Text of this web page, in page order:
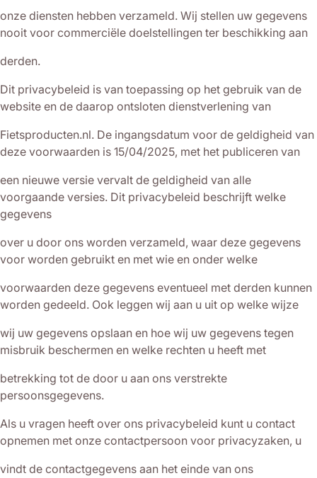
onze diensten hebben verzameld. Wij stellen uw gegevens
nooit voor commerciële doelstellingen ter beschikking aan
derden.
Dit privacybeleid is van toepassing op het gebruik van de
website en de daarop ontsloten dienstverlening van
Fietsproducten.nl. De ingangsdatum voor de geldigheid van
deze voorwaarden is 15/04/2025, met het publiceren van
een nieuwe versie vervalt de geldigheid van alle
voorgaande versies. Dit privacybeleid beschrijft welke
gegevens
over u door ons worden verzameld, waar deze gegevens
voor worden gebruikt en met wie en onder welke
voorwaarden deze gegevens eventueel met derden kunnen
worden gedeeld. Ook leggen wij aan u uit op welke wijze
wij uw gegevens opslaan en hoe wij uw gegevens tegen
misbruik beschermen en welke rechten u heeft met
betrekking tot de door u aan ons verstrekte
persoonsgegevens.
Als u vragen heeft over ons privacybeleid kunt u contact
opnemen met onze contactpersoon voor privacyzaken, u
vindt de contactgegevens aan het einde van ons